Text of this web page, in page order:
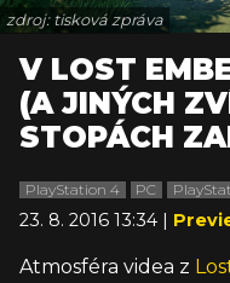
zdroj: tisková zpráva
V LOST
(A JINÝCH
STOPÁCH
PlayStation 4 PC
23. 8. 2016 13:34 |
Atmosféra videa z